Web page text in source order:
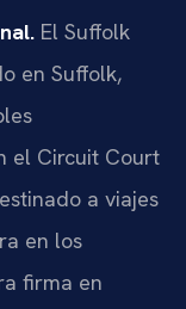
El Suffolk
en Suffolk,
el Circuit Court
a viajes
en los
firma en